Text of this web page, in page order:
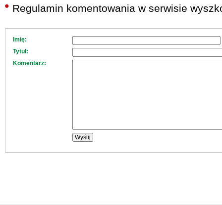
Regulamin komentowania w serwisie
Imię:
Tytuł:
Komentarz: